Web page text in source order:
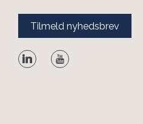
Tilmeld nyhedsbrev